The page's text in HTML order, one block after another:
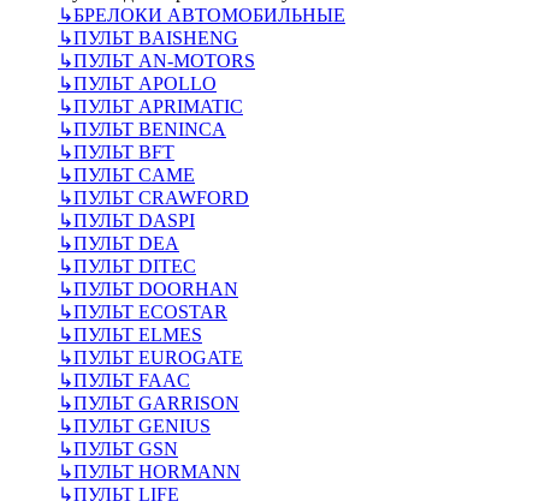
↳БРЕЛОКИ АВТОМОБИЛЬНЫЕ
↳ПУЛЬТ BAISHENG
↳ПУЛЬТ AN-MOTORS
↳ПУЛЬТ APOLLO
↳ПУЛЬТ APRIMATIC
↳ПУЛЬТ BENINCA
↳ПУЛЬТ BFT
↳ПУЛЬТ CAME
↳ПУЛЬТ CRAWFORD
↳ПУЛЬТ DASPI
↳ПУЛЬТ DEA
↳ПУЛЬТ DITEC
↳ПУЛЬТ DOORHAN
↳ПУЛЬТ ECOSTAR
↳ПУЛЬТ ELMES
↳ПУЛЬТ EUROGATE
↳ПУЛЬТ FAAC
↳ПУЛЬТ GARRISON
↳ПУЛЬТ GENIUS
↳ПУЛЬТ GSN
↳ПУЛЬТ HORMANN
↳ПУЛЬТ LIFE